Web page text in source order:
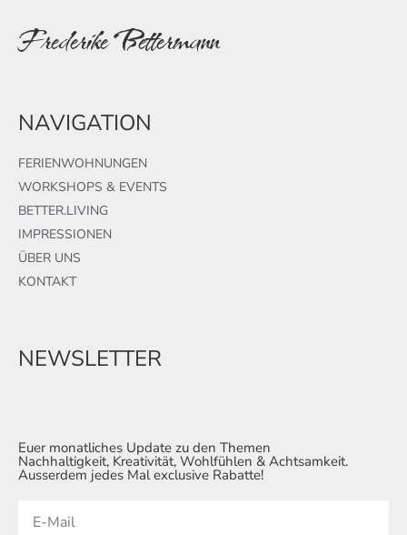
Frederike Bettermann
NAVIGATION
FERIENWOHNUNGEN
WORKSHOPS & EVENTS
BETTER.LIVING
IMPRESSIONEN
ÜBER UNS
KONTAKT
NEWSLETTER
Euer monatliches Update zu den Themen
Nachhaltigkeit, Kreativität, Wohlfühlen & Achtsamkeit.
Ausserdem jedes Mal exclusive Rabatte!